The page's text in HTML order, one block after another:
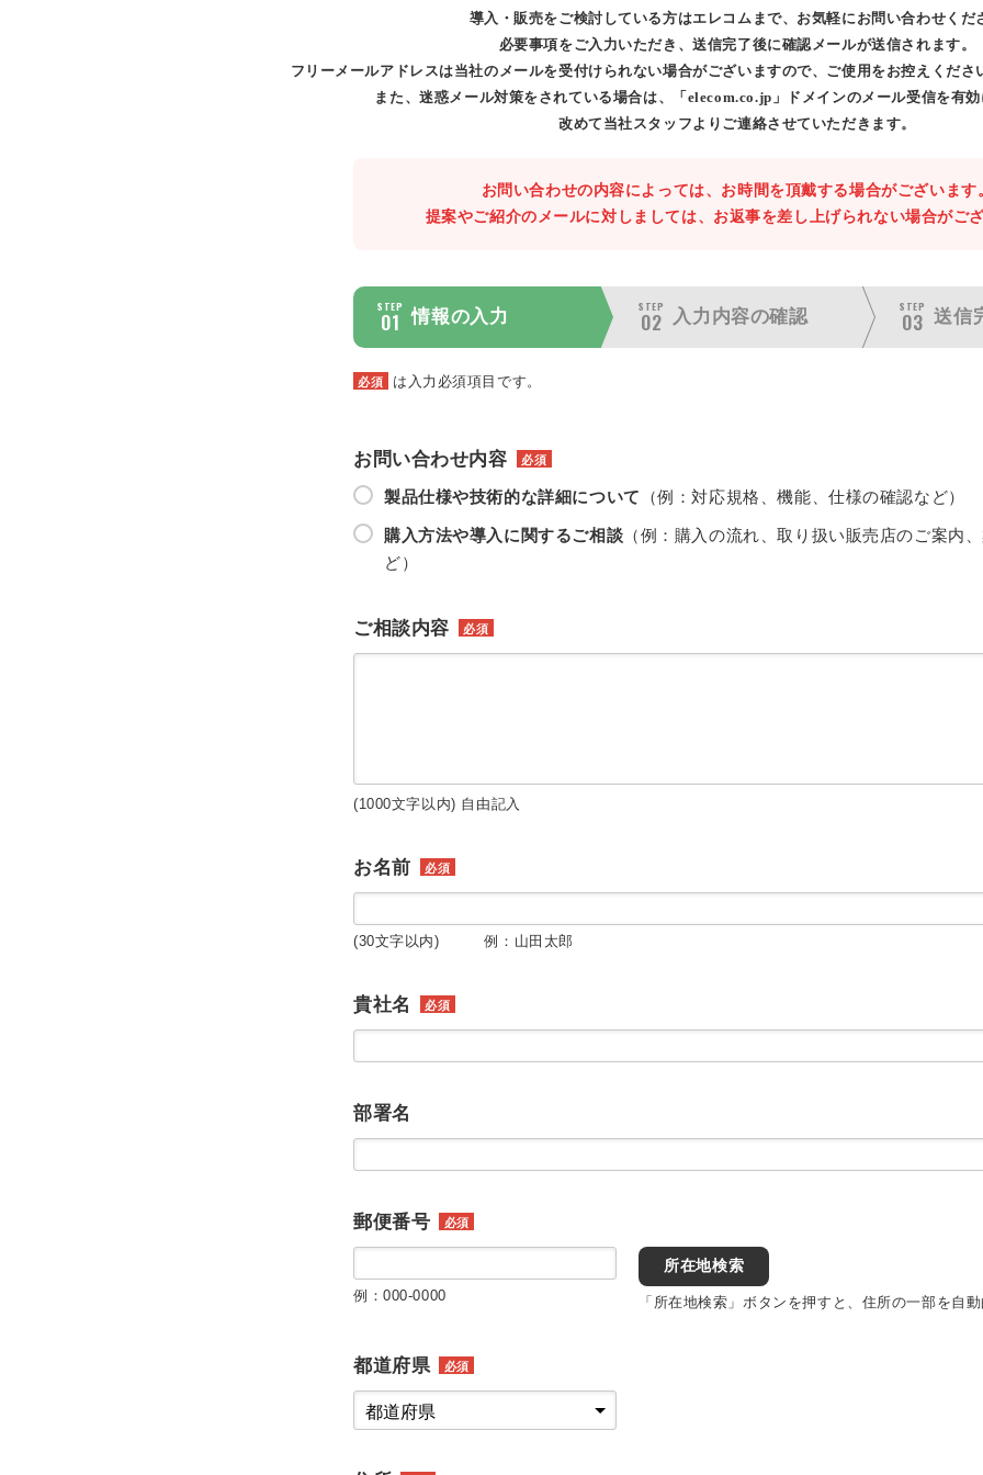
導入・販売をご検討している方はエレコムまで、お気軽にお問い合わせくだ
必要事項をご入力いただき、送信完了後に確認メールが送信されます。
フリーメールアドレスは当社のメールを受付けられない場合がございますので、ご使用をお控えくださ
また、迷惑メール対策をされている場合は、「elecom.co.jp」ドメインのメール受信を有効
改めて当社スタッフよりご連絡させていただきます。
お問い合わせの内容によっては、お時間を頂戴する場合がございます
提案やご紹介のメールに対しましては、お返事を差し上げられない場合がござ
STEP
01 情報の入力
STEP
02 入力内容の確認
STEP
03 送信
必須 は入力必須項目です。
お問い合わせ内容 必須
製品仕様や技術的な詳細について （例：対応規格、機能、仕様の確認など）
購入方法や導入に関するご相談 （例：購入の流れ、取り扱い販売店のご案内
ど）
ご相談内容 必須
(1000文字以内) 自由記入
お名前 必須
(30文字以内) 例：山田太郎
貴社名 必須
部署名
郵便番号 必須
例：000-0000
所在地検索
「所在地検索」ボタンを押すと、住所の一部を自動
都道府県 必須